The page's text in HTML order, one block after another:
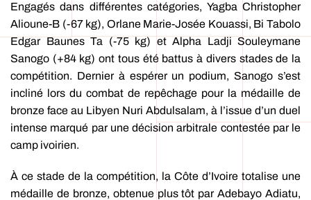
Engagés dans différentes catégories, Yagba Christopher
Alioune-B (-67 kg), Orlane Marie-Josée Kouassi, Bi Tabolo
Edgar Baunes Ta (-75 kg) et Alpha Ladji Souleymane
Sanogo (+84 kg) ont tous été battus à divers stades de la
compétition. Dernier à espérer un podium, Sanogo s’est
incliné lors du combat de repêchage pour la médaille de
bronze face au Libyen Nuri Abdulsalam, à l’issue d’un duel
intense marqué par une décision arbitrale contestée par le
camp ivoirien.
À ce stade de la compétition, la Côte d’Ivoire totalise une
médaille de bronze, obtenue plus tôt par Adebayo Adiatu,